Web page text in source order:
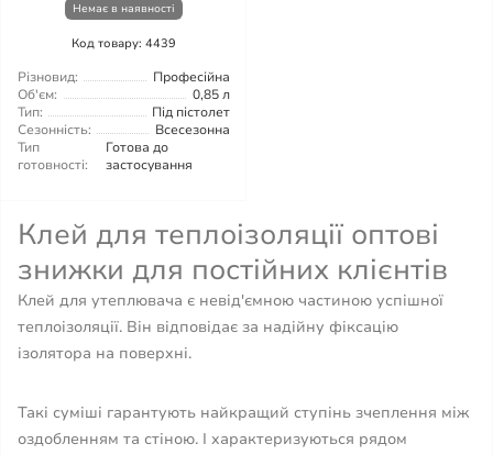
Немає в наявності
Код товару: 4439
Різновид:
Професійна
Об'єм:
0,85 л
Тип:
Під пістолет
Сезонність:
Всесезонна
Тип
готовності:
Готова до
застосування
Клей для теплоізоляції оптові
знижки для постійних клієнтів
Клей для утеплювача є невід'ємною частиною успішної
теплоізоляції. Він відповідає за надійну фіксацію
ізолятора на поверхні.
Такі суміші гарантують найкращий ступінь зчеплення між
оздобленням та стіною. І характеризуються рядом